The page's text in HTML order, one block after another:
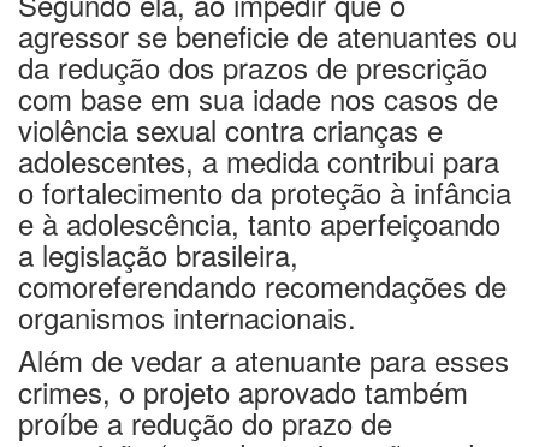
agressor se beneficie de atenuantes ou
da redução dos prazos de prescrição
com base em sua idade nos casos de
violência sexual contra crianças e
adolescentes, a medida contribui para
o fortalecimento da proteção à infância
e à adolescência, tanto aperfeiçoando
a legislação brasileira,
comoreferendando recomendações de
organismos internacionais.
Além de vedar a atenuante para esses
crimes, o projeto aprovado também
proíbe a redução do prazo de